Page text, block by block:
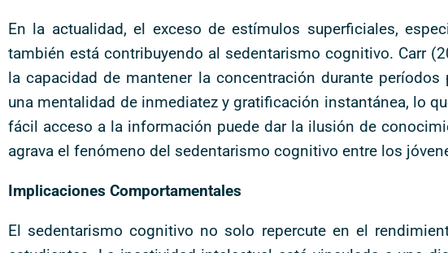
En la actualidad, el exceso de estímulos superficiales,
también está contribuyendo al sedentarismo cognitivo. Carr
la capacidad de mantener la concentración durante
una mentalidad de inmediatez y gratificación instantánea, lo
fácil acceso a la información puede dar la ilusión de
agrava el fenómeno del sedentarismo cognitivo entre los
Implicaciones Comportamentales
El sedentarismo cognitivo no solo repercute en el